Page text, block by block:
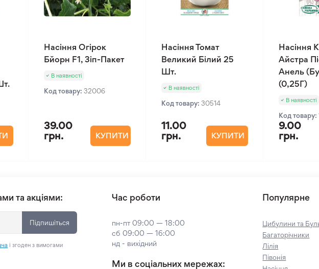
Насіння Огірок
Бйорн F1, Зіп-Пакет
В наявності
Код товару: 32006
39.00
грн.
КУПИТИ
Насіння Томат
Великий Білий 25
Шт.
В наявності
Код товару: 30514
11.00
грн.
КУПИТИ
Насіння
Айстра
Анель
(0,25Г)
В наявності
Код товару:
9.00
грн.
та акціями:
Підпишіться
і згоден з вимогами
Час роботи
пн-пт 09:00 — 18:00
сб 09:00 — 16:00
нд - вихідний
Ми в соціальних мережах:
Популярне
Цибулини та
Багаторічники
Лілія
Півонія